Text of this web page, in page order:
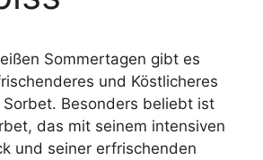
Sommertagen gibt es
und Köstlicheres
Sorbet. Besonders beliebt ist
das mit seinem intensiven
und seiner erfrischenden